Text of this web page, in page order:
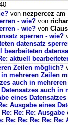
von nezpercez am
- wie? von
- wie? von Claus
sperren - wie?
datensatz
bearbeiteten
aktuell
Zeilen möglich?
in mehreren Zeilen
auch in
Datensatzes auch
eines
Ausgabe eines
Re: Re: Re:
Re: Re: Re: Re: